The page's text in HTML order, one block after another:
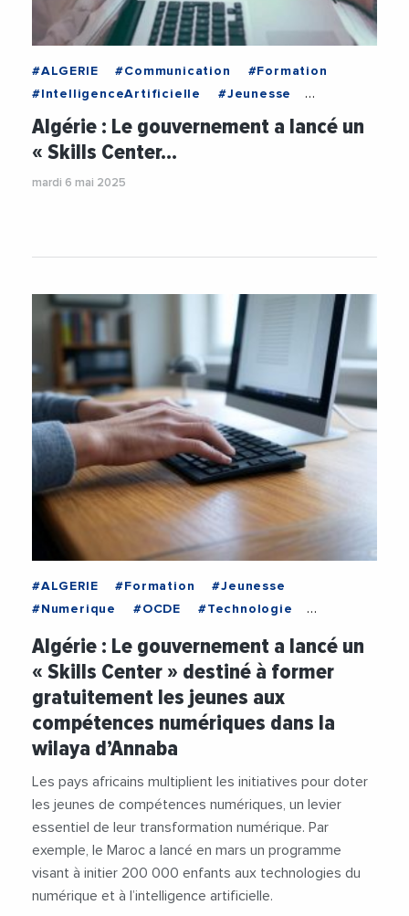
#ALGERIE #Communication
#Formation
#IntelligenceArtificielle
#Jeunesse
#Numerique
#Telecommunication
Algérie : Le gouvernement a lancé un
« Skills Center…
mardi 6 mai 2025
#ALGERIE #Formation
#Jeunesse
#Numerique
#OCDE
#Technologie
Algérie : Le gouvernement a lancé un
« Skills Center » destiné à former
gratuitement les jeunes aux
compétences numériques dans la
wilaya d’Annaba
Les pays africains multiplient les initiatives pour doter
les jeunes de compétences numériques, un levier
essentiel de leur transformation numérique. Par
exemple, le Maroc a lancé en mars un programme
visant à initier 200 000 enfants aux technologies du
numérique et à l’intelligence artificielle.